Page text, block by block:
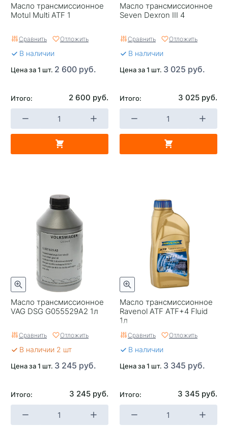
Масло трансмиссионное
Motul Multi ATF 1
Сравнить Отложить
В наличии
Цена за 1 шт. 2 600 руб.
Итого: 2 600 руб.
Масло трансмиссионное
Seven Dexron III 4
Сравнить Отложить
В наличии
Цена за 1 шт. 3 025 руб.
Итого: 3 025 руб.
Масло трансмисcионное
VAG DSG G055529A2 1л
Сравнить Отложить
В наличии 2 шт
Цена за 1 шт. 3 245 руб.
Итого: 3 245 руб.
Масло трансмиссионное
Ravenol ATF ATF+4 Fluid
1л
Сравнить Отложить
В наличии
Цена за 1 шт. 3 345 руб.
Итого: 3 345 руб.